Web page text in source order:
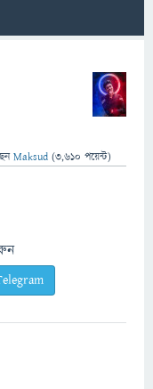
Maksud (3,610 পয়েন্ট)